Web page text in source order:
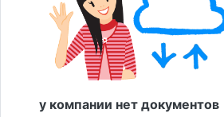
у компании нет документов